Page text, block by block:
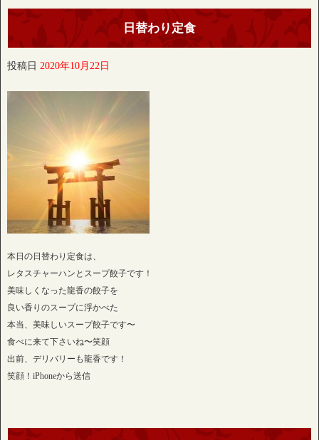
日替わり定食
投稿日 2020年10月22日
本日の日替わり定食は、
レタスチャーハンとスープ餃子です！
美味しくなった龍香の餃子を
良い香りのスープに浮かべた
本当、美味しいスープ餃子です〜
食べに来て下さいね〜笑顔
出前、デリバリーも龍香です！
笑顔！iPhoneから送信